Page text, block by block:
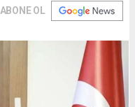
ABONE OL